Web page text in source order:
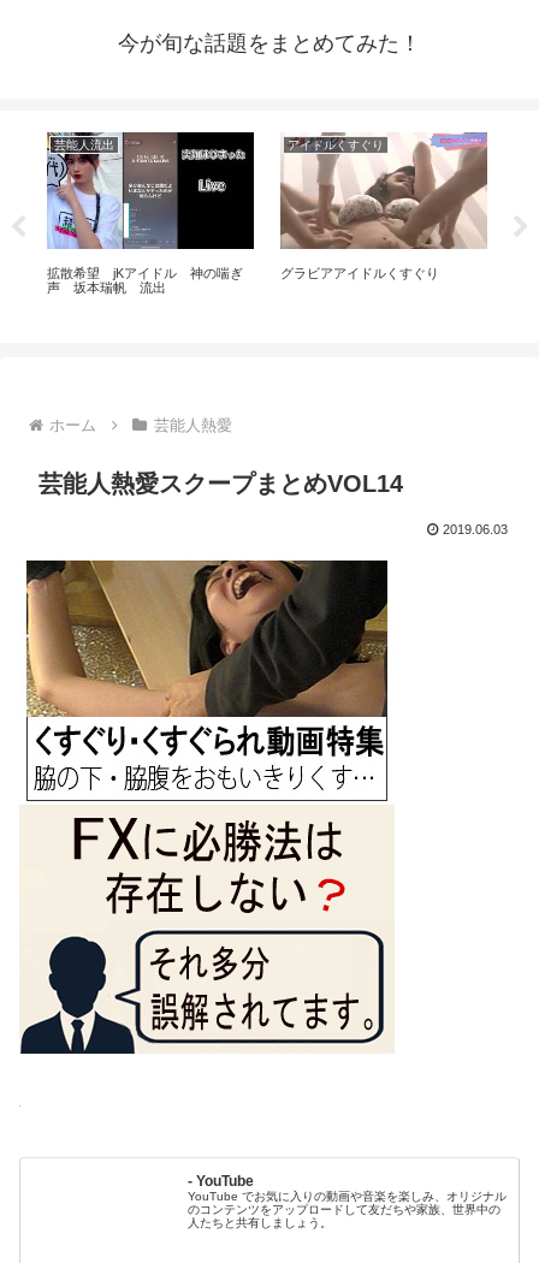
今が旬な話題をまとめてみた！
芸能人流出
拡散希望 jKアイドル 神の喘ぎ
声 坂本瑞帆 流出
アイドルくすぐり
グラビアアイドルくすぐり
ホーム 芸能人熱愛
芸能人熱愛スクープまとめVOL14
2019.06.03
- YouTube
YouTube でお気に入りの動画や音楽を楽しみ、オリジナル
のコンテンツをアップロードして友だちや家族、世界中の
人たちと共有しましょう。